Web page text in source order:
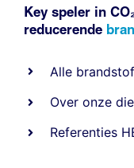
Key speler in
reducerende
Alle
Over onze
Referenties